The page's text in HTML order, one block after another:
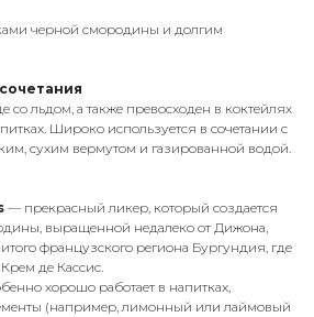
черной смородины и долгим
со льдом, а также превосходен в коктейлях
Широко используется в сочетании с
сухим вермутом и газированной водой.
— прекрасный ликер, который создается
выращенной недалеко от Дижона,
французского региона Бургундия, где
де Кассис.
хорошо работает в напитках,
(например, лимонный или лаймовый